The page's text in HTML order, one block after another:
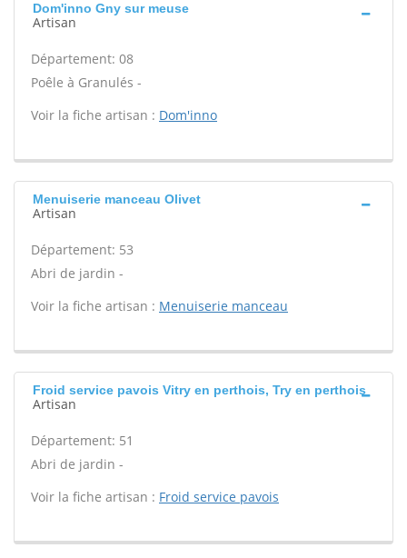
Dom'inno Gny sur meuse
Artisan
Département: 08
Poêle à Granulés -
Voir la fiche artisan : Dom'inno
Menuiserie manceau Olivet
Artisan
Département: 53
Abri de jardin -
Voir la fiche artisan : Menuiserie manceau
Froid service pavois Vitry en perthois, Try en perthois
Artisan
Département: 51
Abri de jardin -
Voir la fiche artisan : Froid service pavois